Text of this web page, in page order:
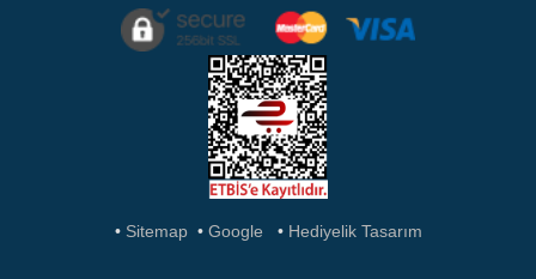
• Sitemap• Google • Hediyelik Tasarım